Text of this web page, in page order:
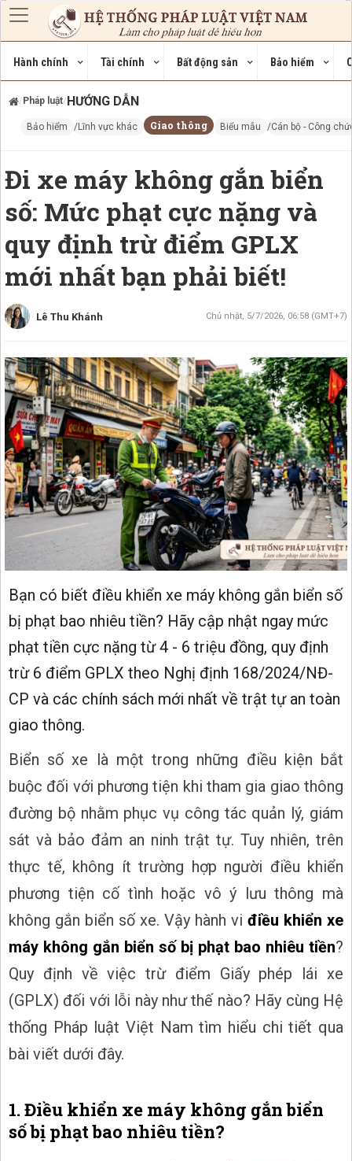
Nhảy đến nội dung
Hành chính Tài chính Bất động sản Bảo hiểm
/ Pháp luật/ HƯỚNG DẪN
Bảo hiểm Lĩnh vực khác Giao thông Biểu mẫu Cán bộ - Công
Đi xe máy không gắn biển
số: Mức phạt cực nặng và
quy định trừ điểm GPLX
mới nhất bạn phải biết!
Lê Thu Khánh Chủ nhật, 5/7/2026, 06:58 (GMT+7)
Bạn có biết điều khiển xe máy không gắn biển số
bị phạt bao nhiêu tiền? Hãy cập nhật ngay mức
phạt tiền cực nặng từ 4 - 6 triệu đồng, quy định
trừ 6 điểm GPLX theo Nghị định 168/2024/NĐ-
CP và các chính sách mới nhất về trật tự an toàn
giao thông.
Biển số xe là một trong những điều kiện bắt
buộc đối với phương tiện khi tham gia giao thông
đường bộ nhằm phục vụ công tác quản lý, giám
sát và bảo đảm an ninh trật tự. Tuy nhiên, trên
thực tế, không ít trường hợp người điều khiển
phương tiện cố tình hoặc vô ý lưu thông mà
không gắn biển số xe. Vậy hành vi điều khiển xe
máy không gắn biển số bị phạt bao nhiêu tiền?
Quy định về việc trừ điểm Giấy phép lái xe
(GPLX) đối với lỗi này như thế nào? Hãy cùng Hệ
thống Pháp luật Việt Nam tìm hiểu chi tiết qua
bài viết dưới đây.
1. Điều khiển xe máy không gắn biển
số bị phạt bao nhiêu tiền?